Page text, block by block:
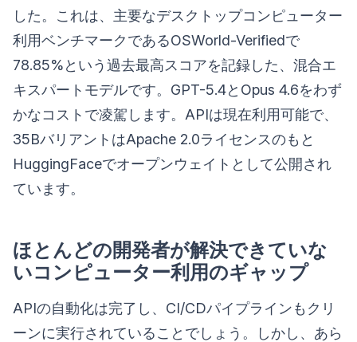
した。これは、主要なデスクトップコンピューター
利用ベンチマークであるOSWorld-Verifiedで
78.85%という過去最高スコアを記録した、混合エ
キスパートモデルです。GPT-5.4とOpus 4.6をわず
かなコストで凌駕します。APIは現在利用可能で、
35BバリアントはApache 2.0ライセンスのもと
HuggingFaceでオープンウェイトとして公開され
ています。
ほとんどの開発者が解決できていな
いコンピューター利用のギャップ
APIの自動化は完了し、CI/CDパイプラインもクリ
ーンに実行されていることでしょう。しかし、あら